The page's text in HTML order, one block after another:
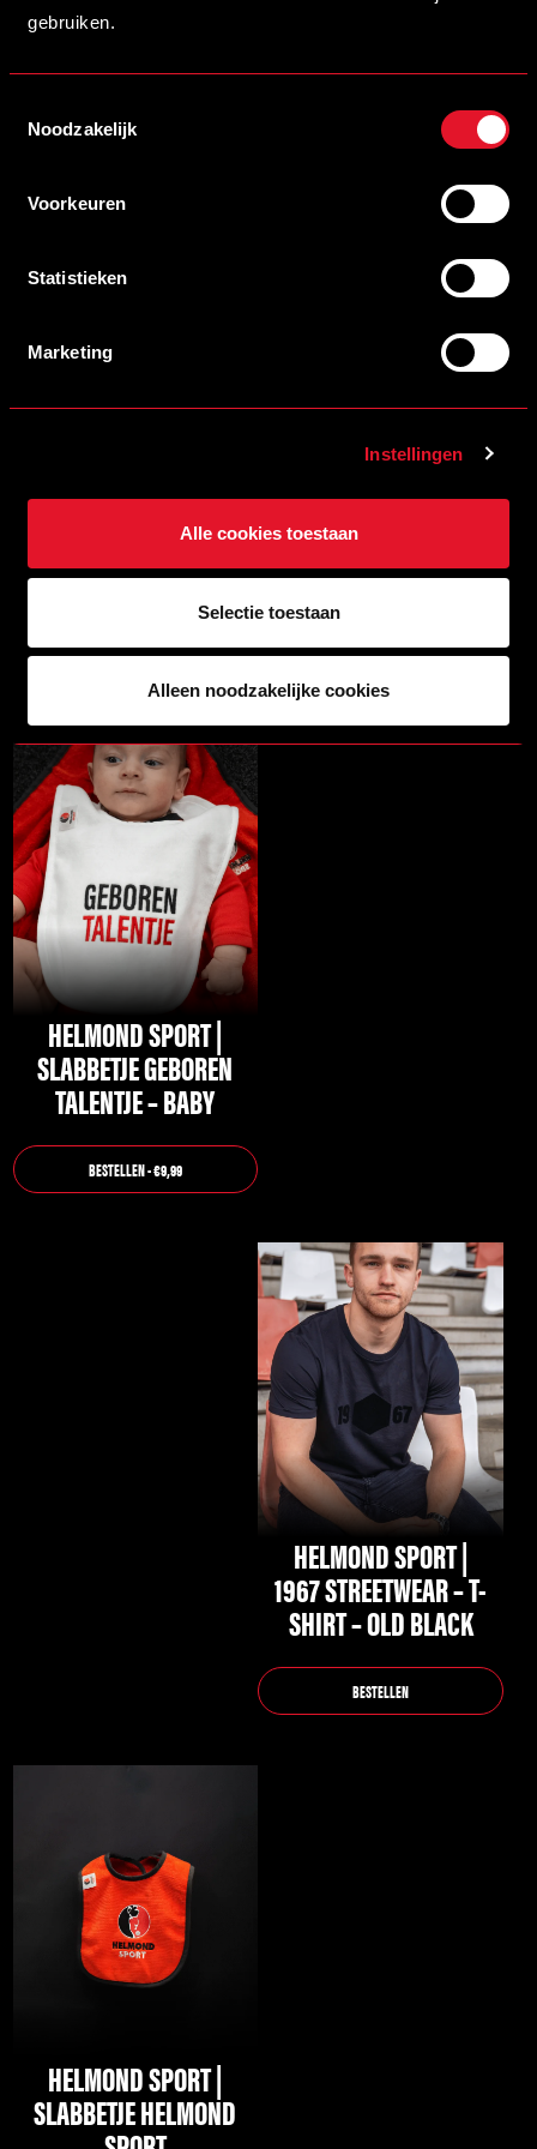
gebruiken.
Noodzakelijk
Voorkeuren
Statistieken
Marketing
Instellingen
Alle cookies toestaan
Selectie toestaan
Alleen noodzakelijke cookies
HELMOND SPORT |
BESTELLEN - €7,99
HELMOND SPORT |
SLABBETJE MEISJE –
BABY
BESTELLEN - €9,99
HELMOND SPORT |
SLABBETJE GEBOREN
TALENTJE – BABY
BESTELLEN - €9,99
HELMOND SPORT |
1967 STREETWEAR – T-
SHIRT – OLD BLACK
BESTELLEN
Dit
product
heeft
meerdere
variaties.
Deze
optie
kan
gekozen
worden
HELMOND SPORT |
SLABBETJE HELMOND